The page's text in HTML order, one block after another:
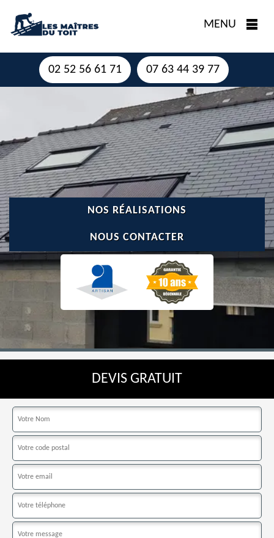
MENU
02 52 56 61 71 07 63 44 39 77
NOS RÉALISATIONS
NOUS CONTACTER
DEVIS GRATUIT